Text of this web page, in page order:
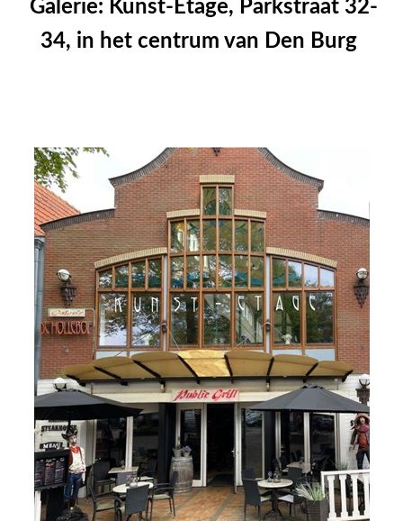
Galerie: Kunst-Etage, Parkstraat 32-
34, in het centrum van Den Burg